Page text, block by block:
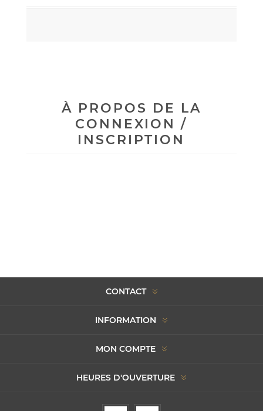
À PROPOS DE LA
CONNEXION /
INSCRIPTION
CONTACT
INFORMATION
MON COMPTE
HEURES D'OUVERTURE